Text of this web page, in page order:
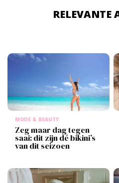
RELEVANTE
MODE & BEAUTY
Zeg maar dag tegen
saai: dit zijn dé bikini’s
van dit seizoen